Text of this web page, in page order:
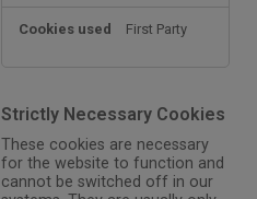
First Party
Strictly Necessary Cookies
These cookies are necessary
for the website to function and
cannot be switched off in our